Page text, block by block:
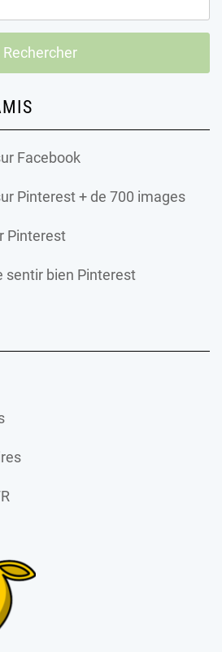
Facebook
Pinterest + de 700 images
Pinterest
sentir bien Pinterest